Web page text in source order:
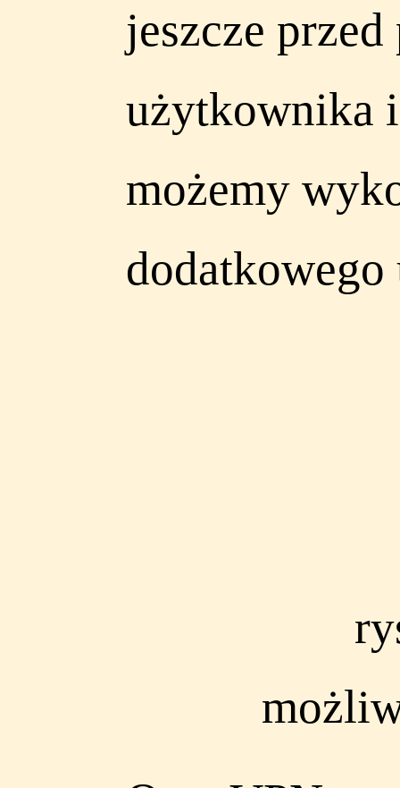
jeszcze
użytkownika i
możemy